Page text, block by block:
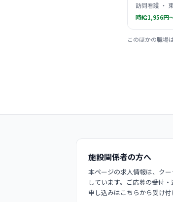
訪問看護 ・
時給1,956円
このほかの職場
施設関係者の方へ
本ページの求人情報は、ク
しています。ご応募の受付
申し込みはこちらから受け付